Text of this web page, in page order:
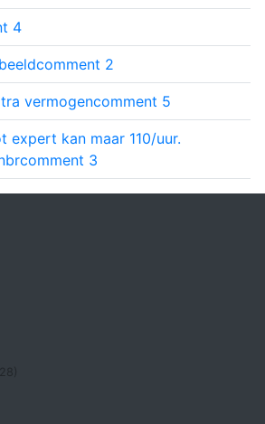
4
comment 2
vermogencomment 5
expert kan maar 110/uur.
comment 3